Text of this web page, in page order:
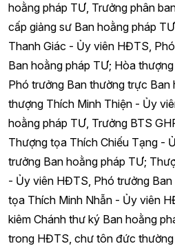
hoằng pháp TƯ, Trưởng phân
cấp giảng sư Ban hoằng pháp
Thanh Giác - Ủy viên HĐTS,
Ban hoằng pháp TƯ; Hòa
Phó trưởng Ban thường trực Ban
thượng Thích Minh Thiện - Ủy
hoằng pháp TƯ, Trưởng BTS
Thượng tọa Thích Chiếu Tạng -
trưởng Ban hoằng pháp TƯ;
- Ủy viên HĐTS, Phó trưởng
tọa Thích Minh Nhẫn - Ủy viên
kiêm Chánh thư ký Ban hoằng
trong HĐTS, chư tôn đức